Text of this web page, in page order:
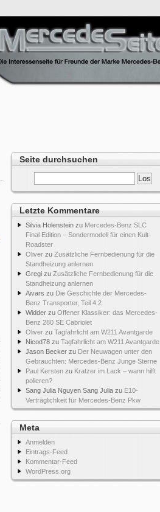
Seite durchsuchen
Letzte Kommentare
Silvia Holenstein zu Mercedes-Benz SLC
Final Edition – Sondermodell für einen Kult-
Roadster
Oliver zu Zusätzliche Fernbedienung für die
Standheizung anlernen
Gregi zu Zusätzliche Fernbedienung für die
Standheizung anlernen
Aivars zu Die Geschichte der Mercedes-
Benz Transporter, Teil 4.2
Widder zu Offener Klassiker: das Mercedes-
Benz 280 SE Cabriolet
Oliver zu Tagfahrlicht am W211 Avantgarde
Nicod78 zu Tagfahrlicht am W211 Avantgarde
Jason Becker zu Der Neuwagen unter den
Gebrauchten: Mercedes-Benz Junge Sterne
Paul Kersten zu Kratzer im Lack – wann hilft
polieren?
Sang Julia Nguyen Sang Julia zu E10-
Verträglichkeit für Mercedes-Benz Pkw
Meta
Anmelden
Eintrags-Feed
Kommentar-Feed
WordPress.org